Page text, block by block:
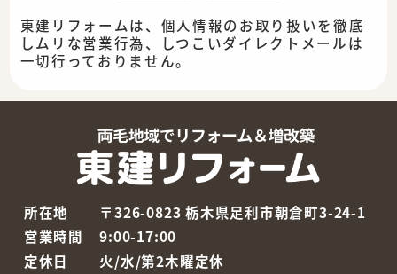
東建リフォームは、個人情報のお取り扱いを徹底
しムリな営業行為、しつこいダイレクトメールは
一切行っておりません。
所在地
〒326-0823 栃木県足利市朝倉町3-24-1
営業時間
9:00-17:00
定休日
火/水/第2木曜定休